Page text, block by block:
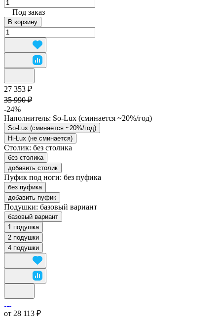
Под заказ
В корзину
27 353 ₽
35 990 ₽
-24%
Наполнитель: So-Lux (cминается ~20%/год)
So-Lux (cминается ~20%/год)
Hi-Lux (не сминается)
Столик: без столика
без столика
добавить столик
Пуфик под ноги: без пуфика
без пуфика
добавить пуфик
Подушки: базовый вариант
базовый вариант
1 подушка
2 подушки
4 подушки
от 28 113 ₽